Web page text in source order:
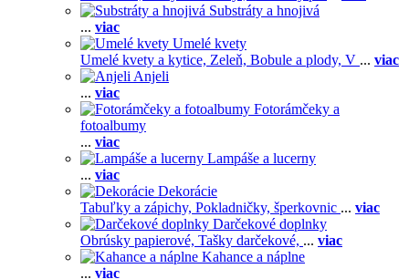
Substráty a hnojivá
... viac
Umelé kvety
Umelé kvety a kytice, Zeleň, Bobule a plody, V ... viac
Anjeli
... viac
Fotorámčeky a
fotoalbumy
... viac
Lampáše a lucerny
... viac
Dekorácie
Tabuľky a zápichy, Pokladničky, šperkovnic ... viac
Darčekové doplnky
Obrúsky papierové, Tašky darčekové, ... viac
Kahance a náplne
... viac